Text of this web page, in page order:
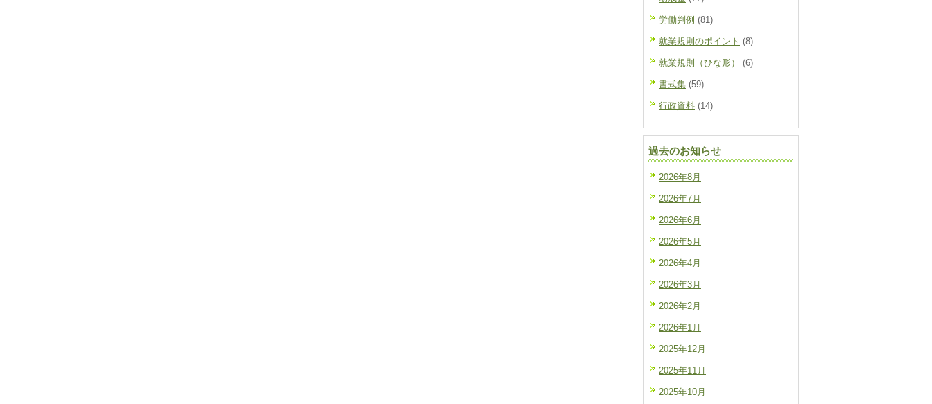
労働判例 (81)
就業規則のポイント (8)
就業規則（ひな形） (6)
書式集 (59)
行政資料 (14)
過去のお知らせ
2026年8月
2026年7月
2026年6月
2026年5月
2026年4月
2026年3月
2026年2月
2026年1月
2025年12月
2025年11月
2025年10月